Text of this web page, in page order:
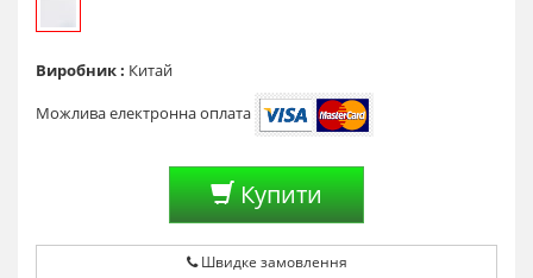
Виробник : Китай
Можлива електронна оплата
Купити
Швидке замовлення